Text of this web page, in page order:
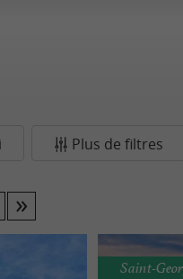
Plus de filtres
Saint-